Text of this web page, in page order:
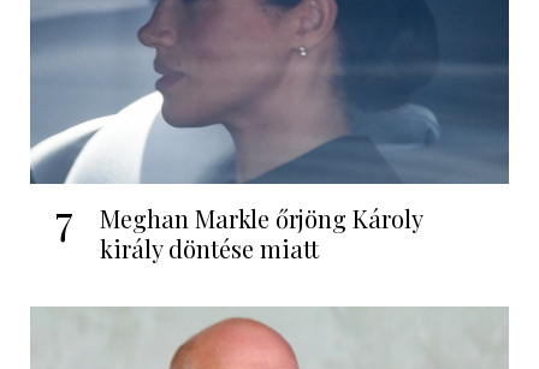
7
Meghan Markle őrjöng Károly
király döntése miatt